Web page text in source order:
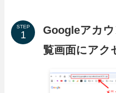
STEP
Googleアカ
覧画面にアク